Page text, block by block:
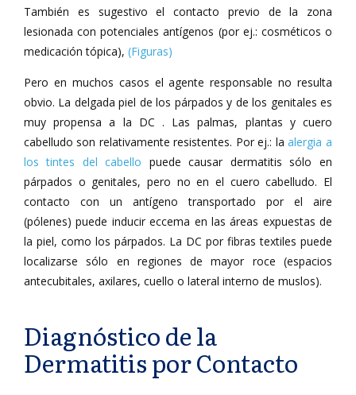
También es sugestivo el contacto previo de la zona
lesionada con potenciales antígenos (por ej.: cosméticos o
medicación tópica), (Figuras)
Pero en muchos casos el agente responsable no resulta
obvio. La delgada piel de los párpados y de los genitales es
muy propensa a la DC . Las palmas, plantas y cuero
cabelludo son relativamente resistentes. Por ej.: la alergia a
los tintes del cabello puede causar dermatitis sólo en
párpados o genitales, pero no en el cuero cabelludo. El
contacto con un antígeno transportado por el aire
(pólenes) puede inducir eccema en las áreas expuestas de
la piel, como los párpados. La DC por fibras textiles puede
localizarse sólo en regiones de mayor roce (espacios
antecubitales, axilares, cuello o lateral interno de muslos).
Diagnóstico de la
Dermatitis por Contacto